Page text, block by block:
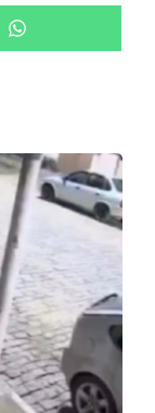
Share
on
W
h
p